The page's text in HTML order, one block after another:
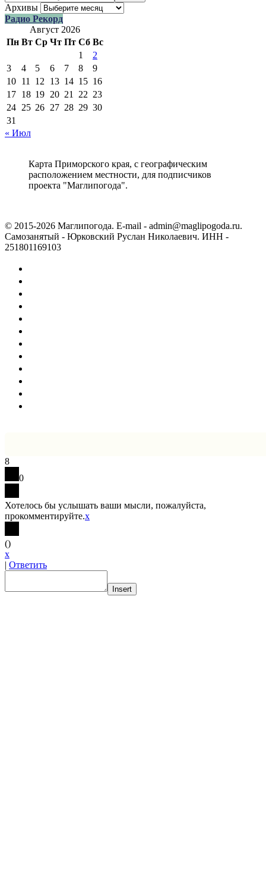
Архивы
Радио Рекорд
Август 2026
Пн Вт Ср Чт Пт Сб Вс
1
2
3
4 5 6 7 8
9
10 11 12 13 14 15 16
17 18 19 20 21 22 23
24 25 26 27 28 29 30
31
« Июл
Карта Приморского края, с географическим
расположением местности, для подписчиков
проекта "Маглипогода".
© 2015-2026 Маглипогода. E-mail - admin@maglipogoda.ru.
Самозанятый - Юрковский Руслан Николаевич. ИНН -
251801169103
8
0
Хотелось бы услышать ваши мысли, пожалуйста,
прокомментируйте.x
()
x
| Ответить
Insert